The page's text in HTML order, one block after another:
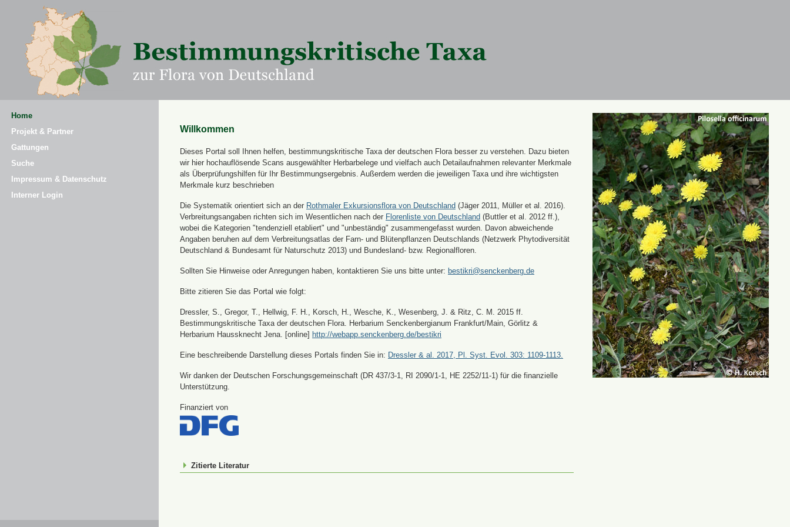
Home
Projekt & Partner
Gattungen
Suche
Impressum & Datenschutz
Interner Login
Willkommen
Dieses Portal soll Ihnen helfen, bestimmungskritische Taxa der deutschen Flora besser zu verstehen. Dazu bieten
wir hier hochauflösende Scans ausgewählter Herbarbelege und vielfach auch Detailaufnahmen relevanter Merkmale
als Überprüfungshilfen für Ihr Bestimmungsergebnis. Außerdem werden die jeweiligen Taxa und ihre wichtigsten
Merkmale kurz beschrieben
Die Systematik orientiert sich an der Rothmaler Exkursionsflora von Deutschland (Jäger 2011, Müller et al. 2016).
Verbreitungsangaben richten sich im Wesentlichen nach der Florenliste von Deutschland (Buttler et al. 2012 ff.),
wobei die Kategorien "tendenziell etabliert" und "unbeständig" zusammengefasst wurden. Davon abweichende
Angaben beruhen auf dem Verbreitungsatlas der Farn- und Blütenpflanzen Deutschlands (Netzwerk Phytodiversität
Deutschland & Bundesamt für Naturschutz 2013) und Bundesland- bzw. Regionalfloren.
Sollten Sie Hinweise oder Anregungen haben, kontaktieren Sie uns bitte unter: bestikri@senckenberg.de
Bitte zitieren Sie das Portal wie folgt:
Dressler, S., Gregor, T., Hellwig, F. H., Korsch, H., Wesche, K., Wesenberg, J. & Ritz, C. M. 2015 ff.
Bestimmungskritische Taxa der deutschen Flora. Herbarium Senckenbergianum Frankfurt/Main, Görlitz &
Herbarium Haussknecht Jena. [online] http://webapp.senckenberg.de/bestikri
Eine beschreibende Darstellung dieses Portals finden Sie in: Dressler & al. 2017, Pl. Syst. Evol. 303: 1109-1113.
Wir danken der Deutschen Forschungsgemeinschaft (DR 437/3-1, RI 2090/1-1, HE 2252/11-1) für die finanzielle
Unterstützung.
Finanziert von
Zitierte Literatur